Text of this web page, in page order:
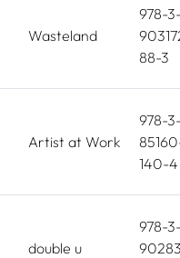
Wasteland
978-
88-3
Artist at Work
978-
140-4
double u
978-